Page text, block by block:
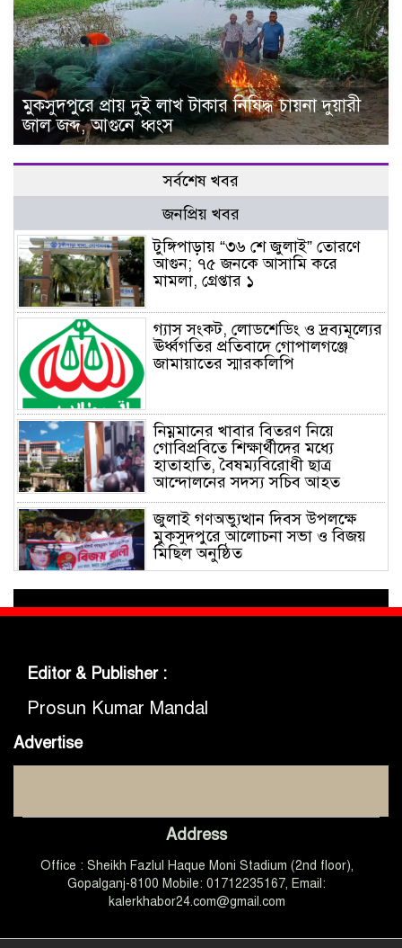
মুকসুদপুরে প্রায় দুই লাখ টাকার নিষিদ্ধ চায়না দুয়ারী
জাল জব্দ, আগুনে ধ্বংস
সর্বশেষ খবর
জনপ্রিয় খবর
টুঙ্গিপাড়ায় “৩৬ শে জুলাই” তোরণে
আগুন; ৭৫ জনকে আসামি করে
মামলা, গ্রেপ্তার ১
গ্যাস সংকট, লোডশেডিং ও দ্রব্যমূল্যের
ঊর্ধ্বগতির প্রতিবাদে গোপালগঞ্জে
জামায়াতের স্মারকলিপি
নিম্নমানের খাবার বিতরণ নিয়ে
গোবিপ্রবিতে শিক্ষার্থীদের মধ্যে
হাতাহাতি, বৈষম্যবিরোধী ছাত্র
আন্দোলনের সদস্য সচিব আহত
জুলাই গণঅভ্যুত্থান দিবস উপলক্ষে
মুকসুদপুরে আলোচনা সভা ও বিজয়
মিছিল অনুষ্ঠিত
গোবিপ্রবিতে জুলাই গণঅভ্যুত্থান দিবস
উদযাপন
মুকসুদপুরে প্রায় দুই লাখ টাকার
নিষিদ্ধ চায়না দুয়ারী জাল জব্দ, আগুনে
ধ্বংস
মুকসুদপুরে ‘রক্তাক্ত জুলাই’ শীর্ষক
গণতান্ত্রিক ও আধুনিক বাংলাদেশ
গড়তে সবাইকে কাজ করতে হবে
-এমপি ডা. কে এম বাবর
গোপালগঞ্জে আটাবোঝাই ট্রাক
Editor & Publisher :
Prosun Kumar Mandal
Advertise
Address
Office : Sheikh Fazlul Haque Moni Stadium (2nd floor),
Gopalganj-8100 Mobile: 01712235167, Email:
kalerkhabor24.com@gmail.com